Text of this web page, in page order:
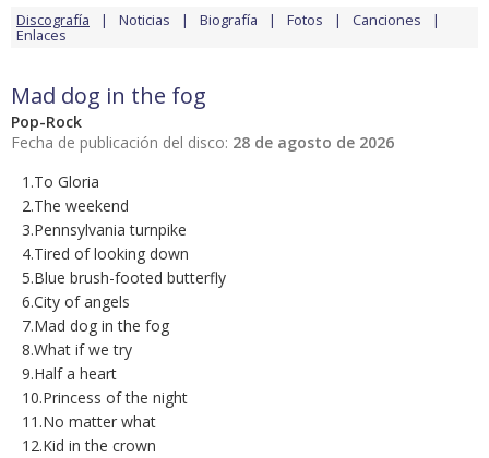
Discografía Noticias Biografía Fotos Canciones
Enlaces
Mad dog in the fog
Pop-Rock
Fecha de publicación del disco: 28 de agosto de 2026
1.To Gloria
2.The weekend
3.Pennsylvania turnpike
4.Tired of looking down
5.Blue brush-footed butterfly
6.City of angels
7.Mad dog in the fog
8.What if we try
9.Half a heart
10.Princess of the night
11.No matter what
12.Kid in the crown